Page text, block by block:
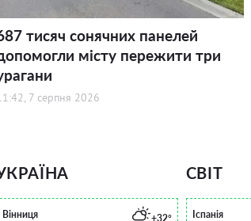
тисяч сонячних панелей
місту пережити три
7 серпня 2026
Вінниця +32°
СВІТ
Іспанія